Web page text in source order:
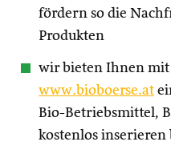
fördern so die
Produkten
wir bieten Ihnen mit
www.bioboerse.at
Bio-Betriebsmittel,
kostenlos